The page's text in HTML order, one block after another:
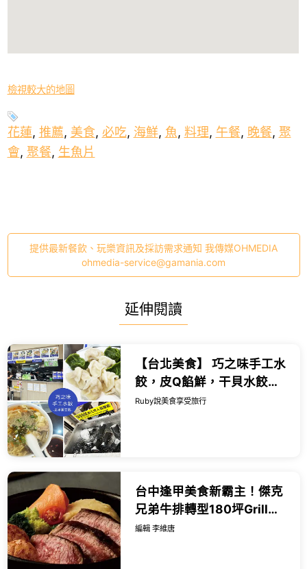
檢視較大的地圖
花蓮, 推薦, 美食, 必吃, 海鮮, 魚, 料理, 午餐, 晚餐, 聚
會, 聚餐, 生魚片
提供最新餐飲、玩樂資訊及採訪需求通知 我傳媒OHMEDIA
ohmedia-service@gamania.com
延伸閱讀
【台北美食】 巧之味手工水
餃，皮Q餡鮮，干貝水餃都
值得一試，酸辣湯也很推薦
Ruby說美食享受旅行
台中逢甲美食新霸主！傑克
兄弟牛排轉型180坪Grill
&amp; Bar，49元爽嗑自助
編輯 李維唐